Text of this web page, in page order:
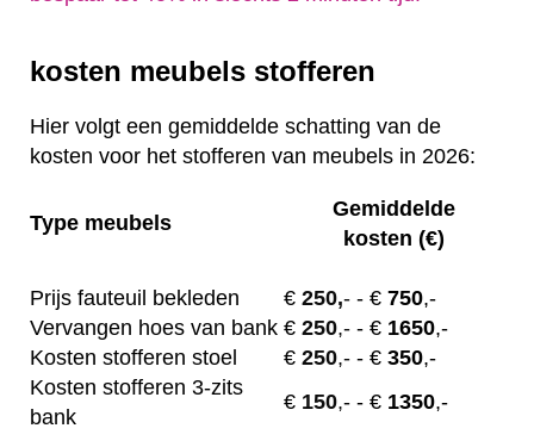
kosten meubels stofferen
Hier volgt een gemiddelde schatting van de
kosten voor het stofferen van meubels in 2026:
Type meubels
Gemiddelde
kosten (€)
Prijs fauteuil bekleden € 250,- - € 750,-
Vervangen hoes van bank € 250,- - € 1650,-
Kosten stofferen stoel
€ 250,- - € 350,-
Kosten stofferen 3-zits
bank
€ 150,- - € 1350,-